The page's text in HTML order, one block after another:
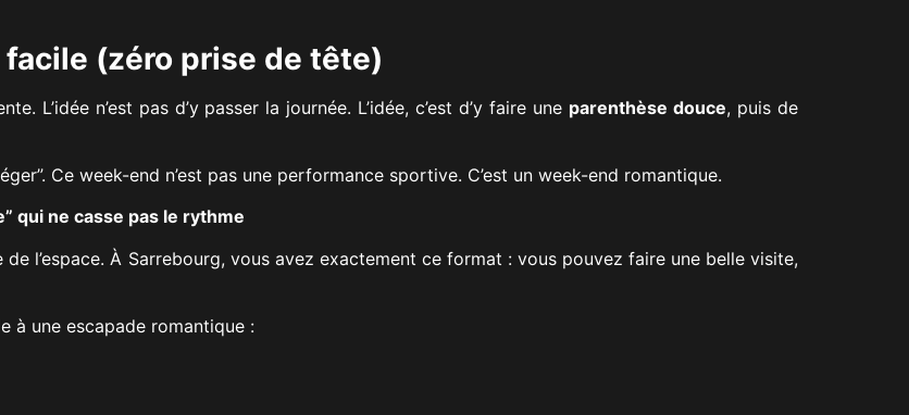
facile (zéro prise de tête)
L’idée n’est pas d’y passer la journée. L’idée, c’est d’y faire une parenthèse douce, puis de
Ce week-end n’est pas une performance sportive. C’est un week-end romantique.
qui ne casse pas le rythme
l’espace. À Sarrebourg, vous avez exactement ce format : vous pouvez faire une belle visite,
à une escapade romantique :